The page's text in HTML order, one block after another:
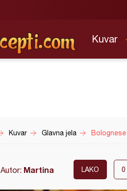
Kuvar
Kuvar Glavna jela Bolognese
Autor: Martina LAKO 0